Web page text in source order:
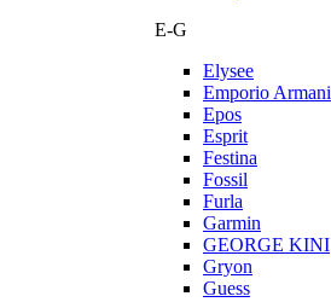
E-G
Elysee
Emporio Armani
Epos
Esprit
Festina
Fossil
Furla
Garmin
GEORGE KINI
Gryon
Guess